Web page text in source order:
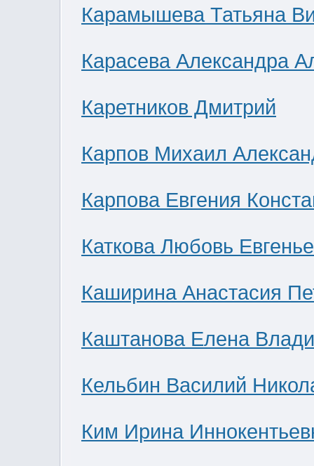
Карамышева Татьяна
Карасева Александра
Каретников Дмитрий
Карпов Михаил
Карпова Евгения
Каткова Любовь
Каширина Анастасия
Каштанова Елена
Кельбин Василий
Ким Ирина